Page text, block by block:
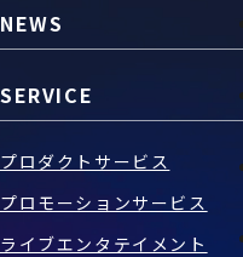
SNS
NEWS
SERVICE
プロダクトサービス
プロモーションサービス
ライブエンタテイメント